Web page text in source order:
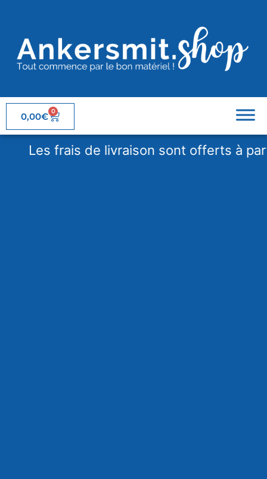
0,00€ 0
Les frais de livraison sont offerts à partir